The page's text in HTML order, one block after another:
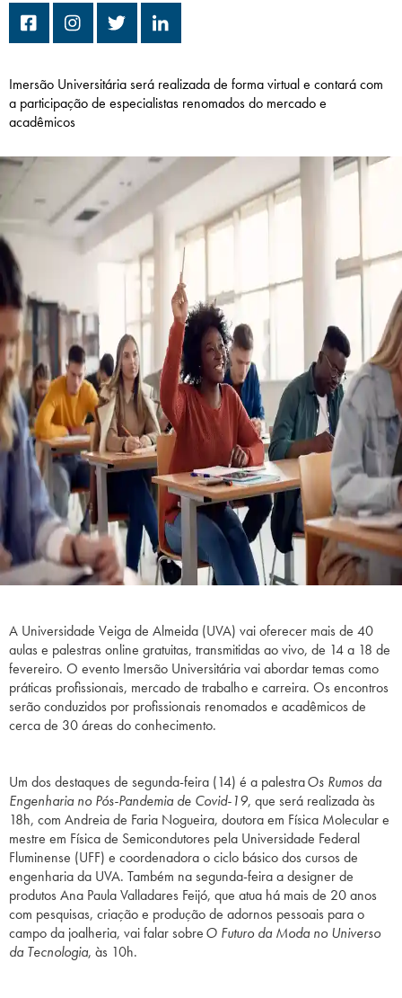
Campi/Unidades
Conclua sua Matrícula
INSCREVA-SE SOLICITE INFORMAÇÕES
ÁREA DO ALUNO
Imersão Universitária será realizada de forma virtual e contará com
a participação de especialistas renomados do mercado e
acadêmicos
A Universidade Veiga de Almeida (UVA) vai oferecer mais de 40
aulas e palestras online gratuitas, transmitidas ao vivo, de 14 a 18 de
fevereiro. O evento Imersão Universitária vai abordar temas como
práticas profissionais, mercado de trabalho e carreira. Os encontros
serão conduzidos por profissionais renomados e acadêmicos de
cerca de 30 áreas do conhecimento.
Um dos destaques de segunda-feira (14) é a palestraOs Rumos da
Engenharia no Pós-Pandemia de Covid-19, que será realizada às
18h, com Andreia de Faria Nogueira, doutora em Física Molecular e
mestre em Física de Semicondutores pela Universidade Federal
Fluminense (UFF) e coordenadora o ciclo básico dos cursos de
engenharia da UVA. Também na segunda-feira a designer de
produtos Ana Paula Valladares Feijó, que atua há mais de 20 anos
com pesquisas, criação e produção de adornos pessoais para o
campo da joalheria, vai falar sobreO Futuro da Moda no Universo
da Tecnologia, às 10h.